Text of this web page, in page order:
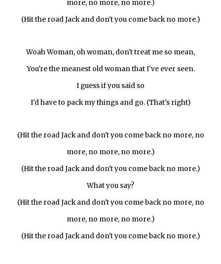
more, no more, no more.)
(Hit the road Jack and don't you come back no more.)
Woah Woman, oh woman, don't treat me so mean,
You're the meanest old woman that I've ever seen.
I guess if you said so
I'd have to pack my things and go. (That's right)
(Hit the road Jack and don't you come back no more, no
more, no more, no more.)
(Hit the road Jack and don't you come back no more.)
What you say?
(Hit the road Jack and don't you come back no more, no
more, no more, no more.)
(Hit the road Jack and don't you come back no more.)